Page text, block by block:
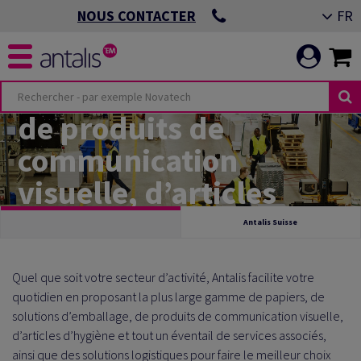
NOUS CONTACTER FR
IMPRIMÉE
&
ESG
LES
Premier distributeur
de papiers, de
solutions d’emballage,
de produits de
communication
visuelle, d’articles
Antalis Suisse
Quel que soit votre secteur d’activité, Antalis facilite votre
quotidien en proposant la plus large gamme de papiers, de
solutions d’emballage, de produits de communication visuelle,
d’articles d’hygiène et tout un éventail de services associés,
ainsi que des solutions logistiques pour faire le meilleur choix